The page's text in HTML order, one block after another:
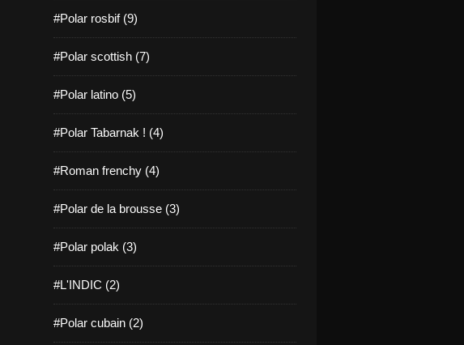
#Polar rosbif (9)
#Polar scottish (7)
#Polar latino (5)
#Polar Tabarnak ! (4)
#Roman frenchy (4)
#Polar de la brousse (3)
#Polar polak (3)
#L'INDIC (2)
#Polar cubain (2)